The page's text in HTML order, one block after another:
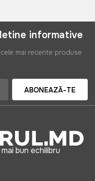
informative
mai recente produse
ABONEAZĂ-TE
bun echilibru